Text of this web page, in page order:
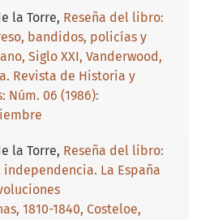
la Torre, Reseña del libro:
bandidos, policías y
Siglo XXI, Vanderwood,
Revista de Historia y
Núm. 06 (1986):
la Torre, Reseña del libro:
independencia. La España
1810-1840, Costeloe,